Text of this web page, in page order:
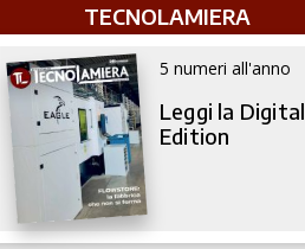
TECNOLAMIERA
5 numeri all'anno
Leggi la Digital
Edition